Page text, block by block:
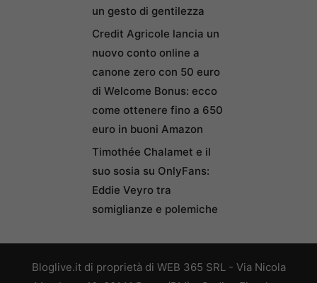
un gesto di gentilezza
Credit Agricole lancia un
nuovo conto online a
canone zero con 50 euro
di Welcome Bonus: ecco
come ottenere fino a 650
euro in buoni Amazon
Timothée Chalamet e il
suo sosia su OnlyFans:
Eddie Veyro tra
somiglianze e polemiche
Bloglive.it di proprietà di WEB 365 SRL - Via Nicola